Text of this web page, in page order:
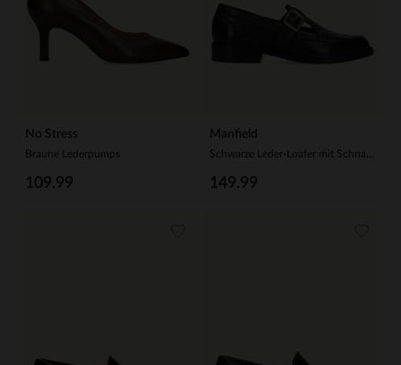
No Stress
Braune Lederpumps
109.99
Manfield
149.99